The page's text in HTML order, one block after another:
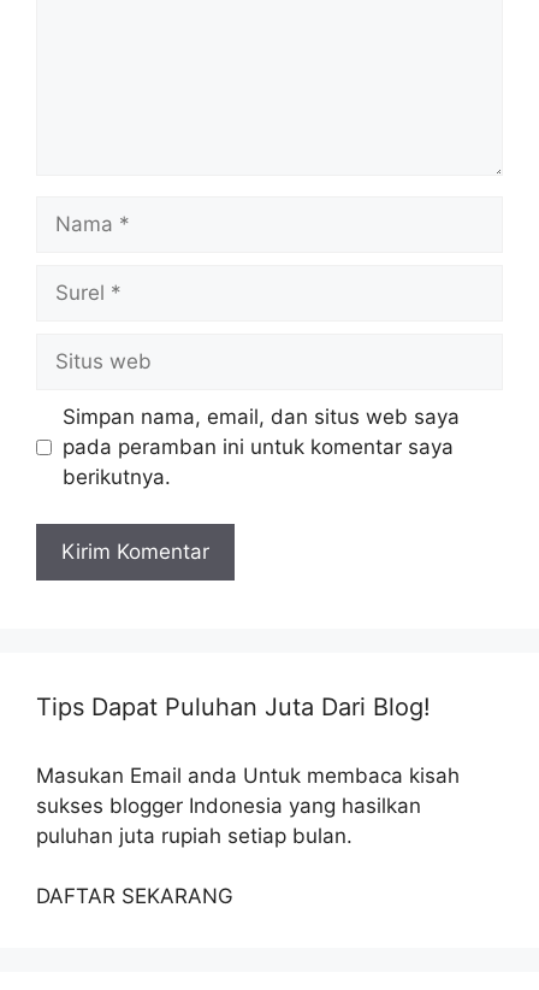
Nama
Surel
Situs
web
Simpan nama, email, dan situs web saya
pada peramban ini untuk komentar saya
berikutnya.
Tips Dapat Puluhan Juta Dari Blog!
Masukan Email anda Untuk membaca kisah
sukses blogger Indonesia yang hasilkan
puluhan juta rupiah setiap bulan.
DAFTAR SEKARANG